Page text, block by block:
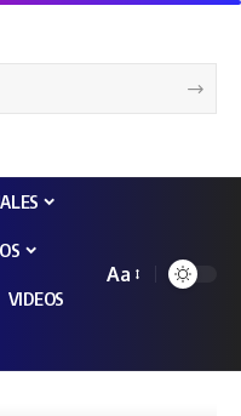
VIDEOS
Aa